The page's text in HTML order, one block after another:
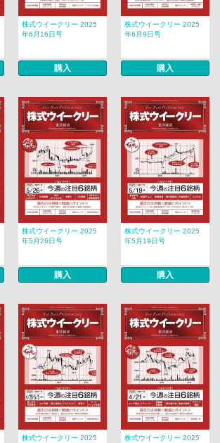
株式ウイークリー 2025
年6月16日号
購入
株式ウイークリー 2025
年6月9日号
購入
株式ウイークリー 2025
年5月26日号
購入
株式ウイークリー 2025
年5月19日号
購入
株式ウイークリー 2025
株式ウイークリー 2025